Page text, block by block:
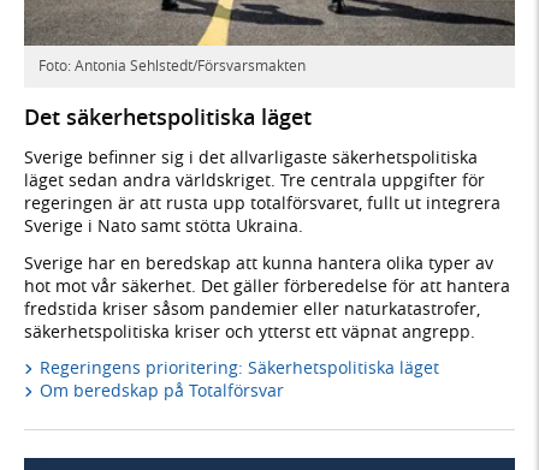
Foto: Antonia Sehlstedt/Försvarsmakten
Det säkerhetspolitiska läget
Sverige befinner sig i det allvarligaste säkerhetspolitiska
läget sedan andra världskriget. Tre centrala uppgifter för
regeringen är att rusta upp totalförsvaret, fullt ut integrera
Sverige i Nato samt stötta Ukraina.
Sverige har en beredskap att kunna hantera olika typer av
hot mot vår säkerhet. Det gäller förberedelse för att hantera
fredstida kriser såsom pandemier eller naturkatastrofer,
säkerhetspolitiska kriser och ytterst ett väpnat angrepp.
Regeringens prioritering: Säkerhetspolitiska läget
Om beredskap på Totalförsvar